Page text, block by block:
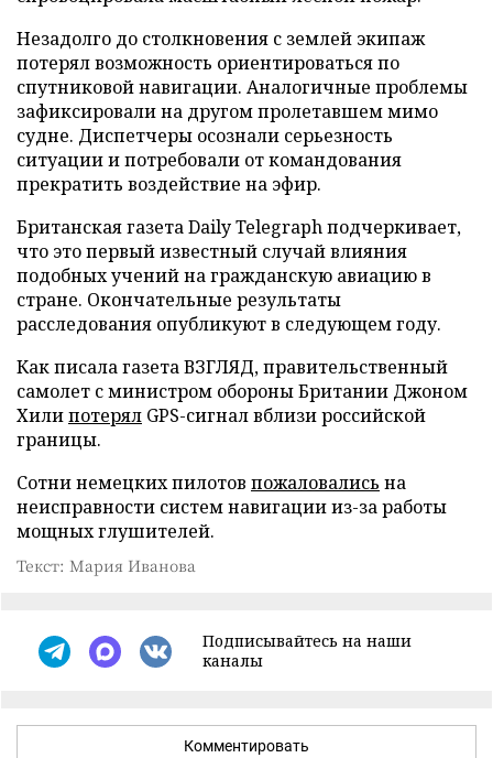
Незадолго до столкновения с землей экипаж
потерял возможность ориентироваться по
спутниковой навигации. Аналогичные проблемы
зафиксировали на другом пролетавшем мимо
судне. Диспетчеры осознали серьезность
ситуации и потребовали от командования
прекратить воздействие на эфир.
Британская газета Daily Telegraph подчеркивает,
что это первый известный случай влияния
подобных учений на гражданскую авиацию в
стране. Окончательные результаты
расследования опубликуют в следующем году.
Как писала газета ВЗГЛЯД, правительственный
самолет с министром обороны Британии Джоном
Хилипотерял GPS-сигнал вблизи российской
границы.
Сотни немецких пилотов пожаловались на
неисправности систем навигации из-за работы
мощных глушителей.
Текст: Мария Иванова
Подписывайтесь на наши
каналы
Комментировать